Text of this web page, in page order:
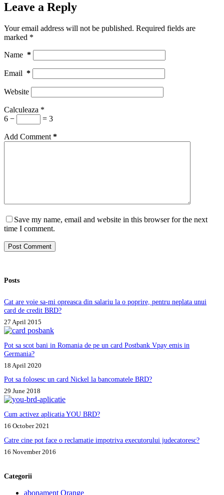
Leave a Reply
Your email address will not be published. Required fields are
marked *
Name *
Email *
Website
Calculeaza *
6 −
= 3
Add Comment *
Save my name, email and website in this browser for the next
time I comment.
Post Comment
Posts
Cat are voie sa-mi opreasca din salariu la o poprire, pentru neplata unui
card de credit BRD?
27 April 2015
Pot sa scot bani in Romania de pe un card Postbank Vpay emis in
Germania?
18 April 2020
Pot sa folosesc un card Nickel la bancomatele BRD?
29 June 2018
Cum activez aplicatia YOU BRD?
16 October 2021
Catre cine pot face o reclamatie impotriva executorului judecatoresc?
16 November 2016
Categorii
abonament Orange